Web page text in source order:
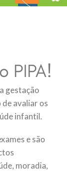
PIPA!
gestação
avaliar os
infantil.
e são
moradia,